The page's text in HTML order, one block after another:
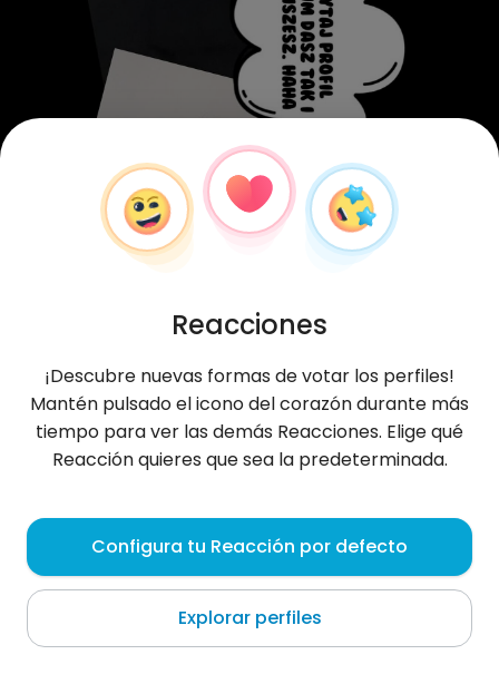
Ewelina , 33
Śrem
Szukam mężczyzny w wieku od 33-36 lat,nie
palacy,bez dzieci. Nie interesują mnie przelotne
Reacciones
¡Descubre nuevas formas de votar los perfiles!
Mantén pulsado el icono del corazón durante más
tiempo para ver las demás Reacciones. Elige qué
Reacción quieres que sea la predeterminada.
Configura tu Reacción por defecto
Explorar perfiles